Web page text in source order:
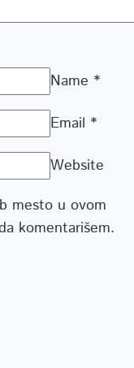
Name *
Email *
Website
mesto u ovom
komentarišem.